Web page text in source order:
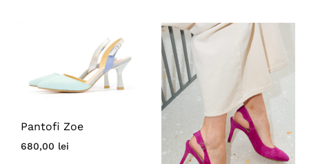
Pantofi Zoe
680,00 lei